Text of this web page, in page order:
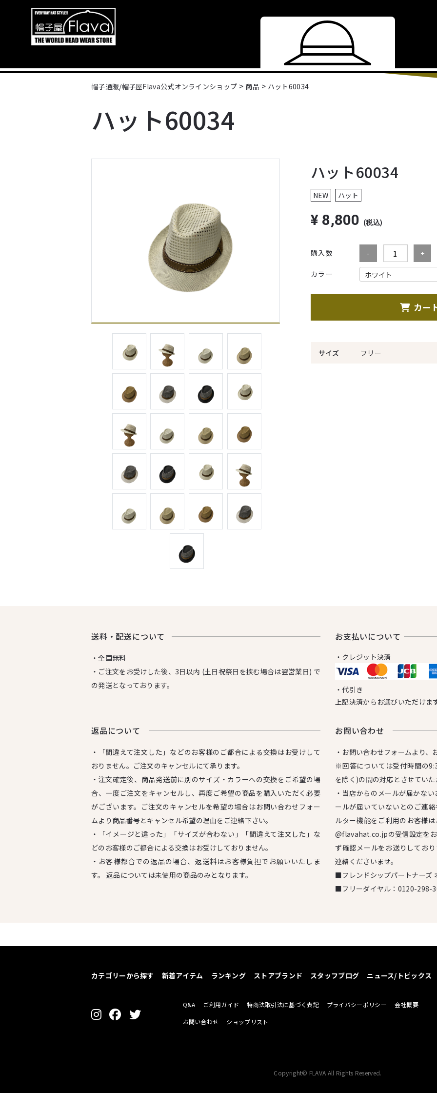
帽子通販/帽子屋Flava公式オンラインショップ > 商品 > ハット60034
ハット60034
ハット60034
NEW ハット
¥8,800 (税込)
購入数
カラー
カー
サイズ フリー
送料・配送について
・全国無料
・ご注文をお受けした後、3日以内 (土日祝祭日を挟む場合は翌営業日) で
の発送となっております。
お⽀払いについて
・クレジット決済
・代引き
上記決済からお選びいただけます
返品について
・「間違えて注文した」などのお客様のご都合による交換はお受けして
おりません。ご注文のキャンセルにて承ります。
・注文確定後、商品発送前に別のサイズ・カラーへの交換をご希望の場
合、一度ご注文をキャンセルし、再度ご希望の商品を購入いただく必要
がございます。ご注文のキャンセルを希望の場合はお問い合わせフォー
ムより商品番号とキャンセル希望の理由をご連絡下さい。
・「イメージと違った」「サイズが合わない」「間違えて注文した」な
どのお客様のご都合による交換はお受けしておりません。
・お客様都合での返品の場合、返送料はお客様負担でお願いいたしま
す。 返品については未使用の商品のみとなります。
お問い合わせ
・お問い合わせフォームより、
※回答については受付時間の
を除く)の間の対応とさせていた
・当店からのメールが届かな
ールが届いていないとのご連
ルター機能をご利用のお客様
@flavahat.co.jpの受信設定を
ず確認メールをお送りしてお
連絡くださいませ。
■フレンドシップパートナーズ
■フリーダイヤル： 0120-298-
カテゴリーから探す 新着アイテム ランキング ストアブランド スタッフブログ ニュース/トピックス
Q&A ご利用ガイド 特商法取引法に基づく表記 プライバシーポリシー 会社概要
お問い合わせ ショップリスト
Copyright© FLAVA All Rights Reserved.